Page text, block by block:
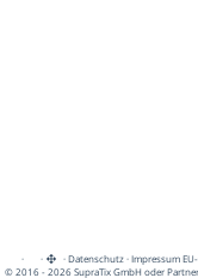
· · ·Datenschutz·Impressum
© 2016 - 2026 SupraTix GmbH oder